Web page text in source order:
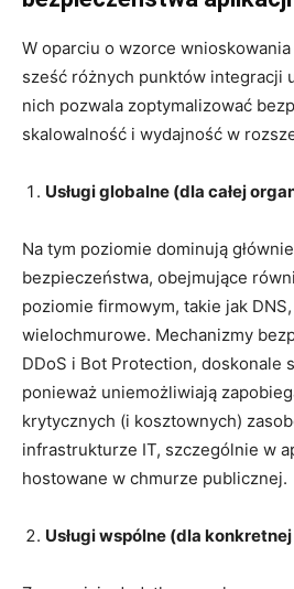
W oparciu o wzorce
sześć różnych punktów integracji
nich pozwala zoptymalizować
skalowalność i wydajność w
Usługi globalne (dla całej
Na tym poziomie dominują
bezpieczeństwa, obejmujące
poziomie firmowym, takie jak
wielochmurowe. Mechanizmy
DDoS i Bot Protection, doskonale
ponieważ uniemożliwiają
krytycznych (i kosztownych)
infrastrukturze IT, szczególnie w
hostowane w chmurze publicznej.
Usługi wspólne (dla